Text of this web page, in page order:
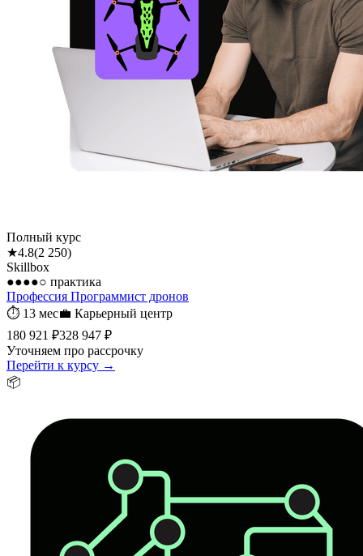
Полный курс
★4.8(2 250)
Skillbox
●●●●○ практика
Профессия Программист дронов
⏱ 13 мес💼 Карьерный центр
180 921 ₽328 947 ₽
Уточняем про рассрочку
Перейти к курсу →
📦